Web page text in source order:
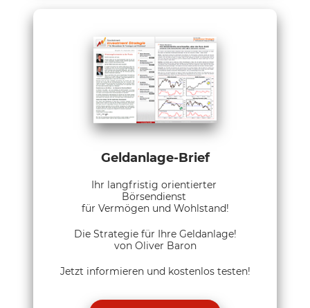
Geldanlage-Brief
Ihr langfristig orientierter
Börsendienst
für Vermögen und Wohlstand!
Die Strategie für Ihre Geldanlage!
von Oliver Baron
Jetzt informieren und kostenlos testen!